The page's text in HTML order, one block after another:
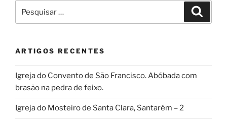
por:
ARTIGOS RECENTES
Igreja do Convento de São Francisco. Abóbada com
brasão na pedra de feixo.
Igreja do Mosteiro de Santa Clara, Santarém – 2